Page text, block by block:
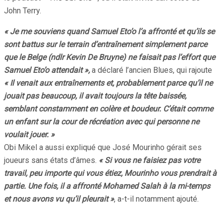
John Terry.
« Je me souviens quand Samuel Eto’o l’a affronté et qu’ils se
sont battus sur le terrain d’entraînement simplement parce
que le Belge (ndlr Kevin De Bruyne) ne faisait pas l’effort que
Samuel Eto’o attendait »,a déclaré l’ancien Blues, qui rajoute
« Il venait aux entraînements et, probablement parce qu’il ne
jouait pas beaucoup, il avait toujours la tête baissée,
semblant constamment en colère et boudeur. C’était comme
un enfant sur la cour de récréation avec qui personne ne
voulait jouer. »
Obi Mikel a aussi expliqué que José Mourinho gérait ses
joueurs sans états d’âmes. « Si vous ne faisiez pas votre
travail, peu importe qui vous étiez, Mourinho vous prendrait à
partie. Une fois, il a affronté Mohamed Salah à la mi-temps
et nous avons vu qu’il pleurait », a-t-il notamment ajouté.